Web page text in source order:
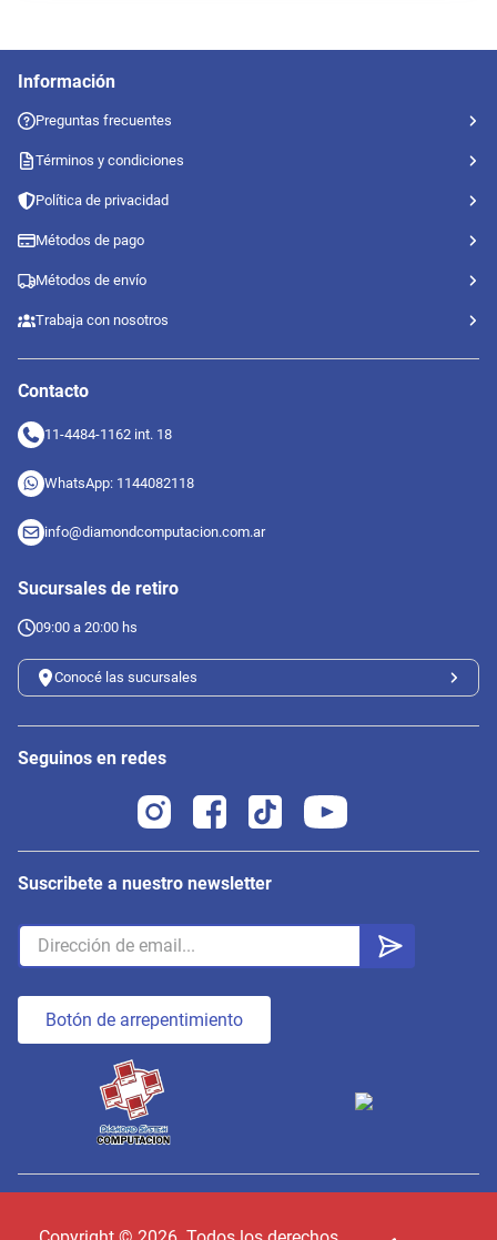
Información
Preguntas frecuentes
Términos y condiciones
Política de privacidad
Métodos de pago
Métodos de envío
Trabaja con nosotros
Contacto
11-4484-1162 int. 18
WhatsApp: 1144082118
info@diamondcomputacion.com.ar
Sucursales de retiro
09:00 a 20:00 hs
Conocé las sucursales
Seguinos en redes
Suscribete a nuestro newsletter
Botón de arrepentimiento